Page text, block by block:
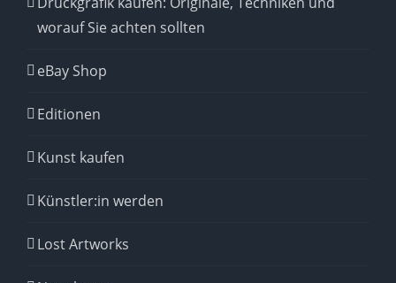
worauf Sie achten sollten
eBay Shop
Editionen
Kunst kaufen
Künstler:in werden
Lost Artworks